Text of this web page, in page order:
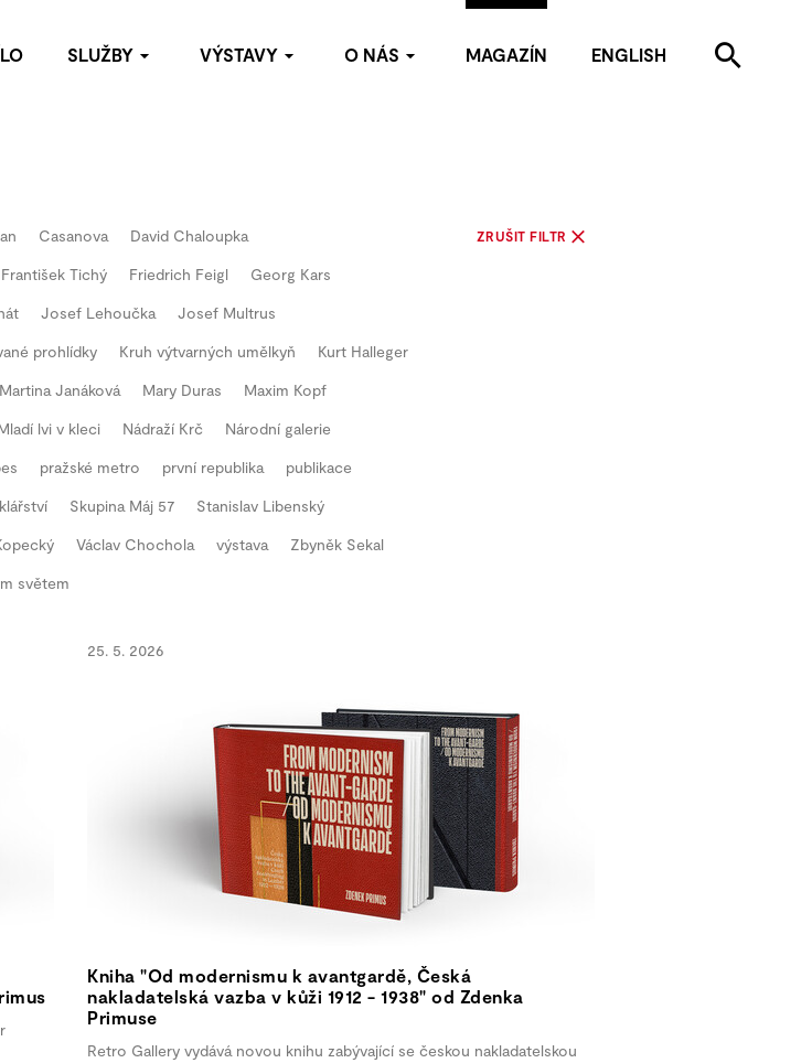
SLUŽBY VÝSTAVY O NÁS MAGAZÍN ENGLISH
Casanova David Chaloupka
František Tichý Friedrich Feigl Georg Kars
Josef Lehoučka Josef Multrus
prohlídky Kruh výtvarných umělkyň Kurt Halleger
Martina Janáková Mary Duras Maxim Kopf
lvi v kleci Nádraží Krč Národní galerie
pražské metro první republika publikace
Skupina Máj 57 Stanislav Libenský
Václav Chochola výstava Zbyněk Sekal
světem
ZRUŠIT FILTR
25. 5. 2026
Kniha "Od modernismu k avantgardě, Česká
nakladatelská vazba v kůži 1912 - 1938" od Zdenka
Primuse
Retro Gallery vydává novou knihu zabývající se českou nakladatelskou